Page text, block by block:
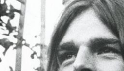
Unter dem Inhalt